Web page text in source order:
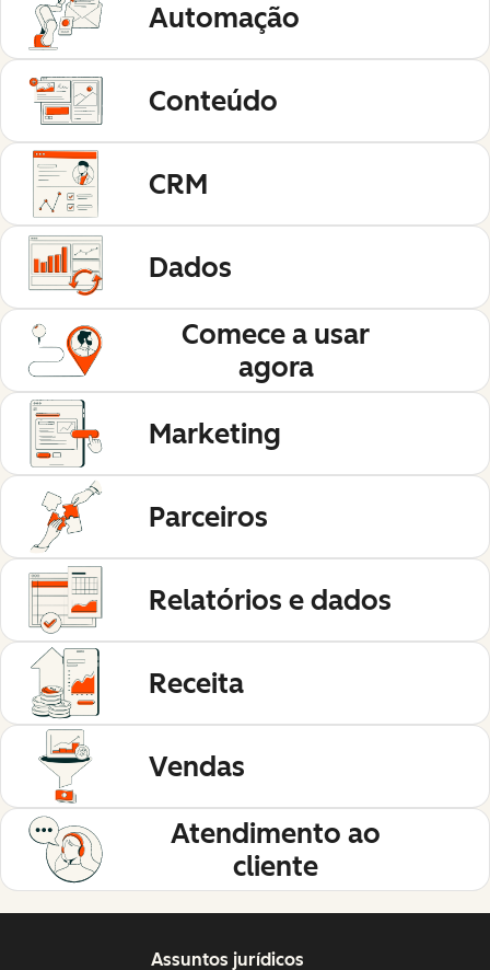
Automação
Conteúdo
CRM
Dados
Comece a usar
agora
Marketing
Parceiros
Relatórios e dados
Receita
Vendas
Atendimento ao
cliente
Assuntos jurídicos